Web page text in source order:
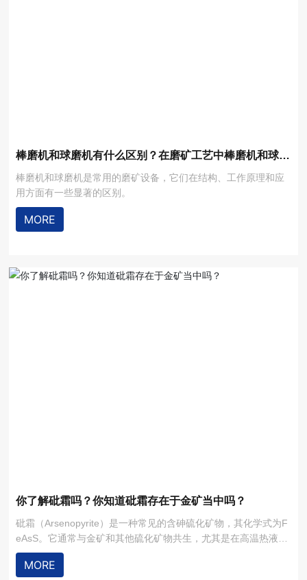
棒磨机和球磨机有什么区别？在磨矿工艺中棒磨机和球磨
机选型有何不同？
棒磨机和球磨机是常用的磨矿设备，它们在结构、工作原理和应
用方面有一些显著的区别。
MORE
你了解砒霜吗？你知道砒霜存在于金矿当中吗？
砒霜（Arsenopyrite）是一种常见的含砷硫化矿物，其化学式为F
eAsS。它通常与金矿和其他硫化矿物共生，尤其是在高温热液矿
床和火山成因矿床中。砒霜在选矿过程中对浮选选择性有显著影
响，需要特别处理以优化矿石的回收率和产品质量。
MORE